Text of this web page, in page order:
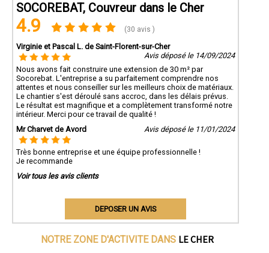
SOCOREBAT, Couvreur dans le Cher
4.9 (30 avis )
Virginie et Pascal L. de Saint-Florent-sur-Cher
Avis déposé le 14/09/2024
Nous avons fait construire une extension de 30 m² par
Socorebat. L'entreprise a su parfaitement comprendre nos
attentes et nous conseiller sur les meilleurs choix de matériaux.
Le chantier s'est déroulé sans accroc, dans les délais prévus.
Le résultat est magnifique et a complètement transformé notre
intérieur. Merci pour ce travail de qualité !
Mr Charvet de Avord
Avis déposé le 11/01/2024
Très bonne entreprise et une équipe professionnelle !
Je recommande
Voir tous les avis clients
DEPOSER UN AVIS
NOTRE ZONE D'ACTIVITE DANS LE CHER